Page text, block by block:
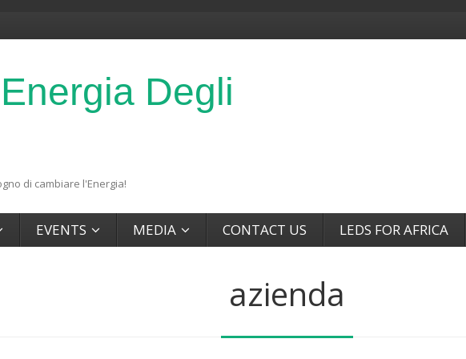
Degli
di cambiare l'Energia!
EVENTS MEDIA CONTACT US LEDS FOR AFRICA
azienda